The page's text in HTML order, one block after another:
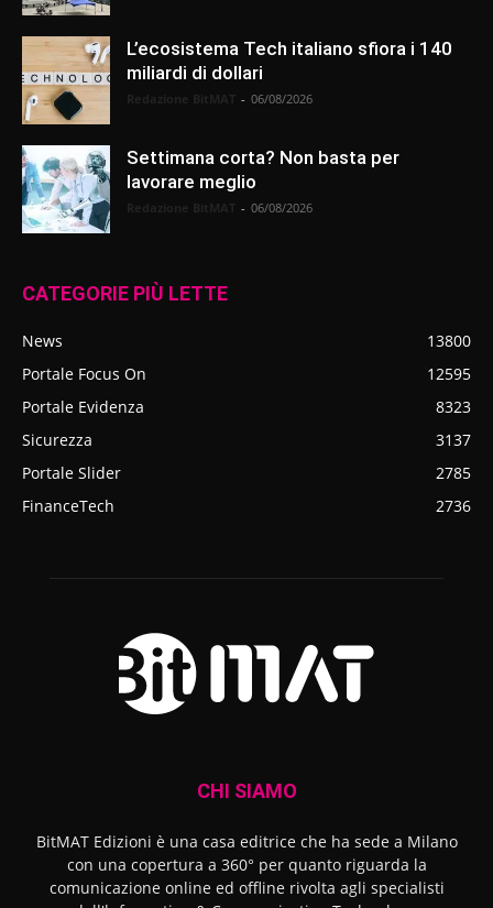
L’ecosistema Tech italiano sfiora i 140
miliardi di dollari
- 06/08/2026
Settimana corta? Non basta per
lavorare meglio
- 06/08/2026
CATEGORIE PIÙ LETTE
News
13800
Portale Focus On
12595
Portale Evidenza
8323
Sicurezza
3137
Portale Slider
2785
FinanceTech
2736
CHI SIAMO
BitMAT Edizioni è una casa editrice che ha sede a Milano
con una copertura a 360° per quanto riguarda la
comunicazione online ed offline rivolta agli specialisti